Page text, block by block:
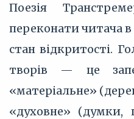
Поезія
переконати читача
стан відкритості.
творів — це
«матеріальне»
«духовне» (думки,